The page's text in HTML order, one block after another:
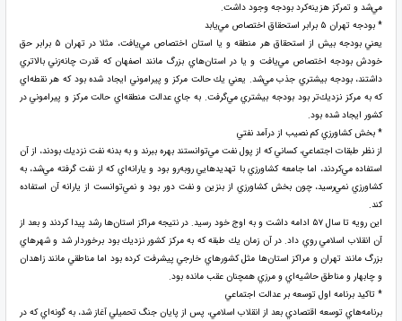
مي‌شد و تمركز هزينه‌كرد بودجه وجود داشت.
* بودجه تهران ۵ برابر استحقاق اختصاص مي‌يابد
يعني بودجه بيش از استحقاق هر منطقه و يا استان اختصاص مي‌يافت، مثلا در تهران ۵ برابر حق
خودش بودجه اختصاص مي‌يافت و يا در استان‌هاي بزرگ مانند اصفهان كه قدرت چانه‌زني بالاتري
داشتند، بودجه بيشتري جذب مي‌شد. يعني يك حالت مركز و پيراموني ايجاد شده بود كه هر نقطه‌اي
كه به مركز نزديك‌تر بود بودجه بيشتري مي‌گرفت. به جاي عدالت منطقه‌اي حالت مركز و پيراموني در
كشور ايجاد شده بود.
* بخش كشاورزي كم نصيب از درآمد نفتي
از نظر طبقات اجتماعي، كساني كه از پول نفت مي‌توانستند بهره ببرند و به بدنه نفت نزديك بودند، از آن
استفاده مي‌كردند، اما جامعه كشاورزي با تهديدهايي روبه‌رو بود و يارانه‌اي كه از نفت گرفته مي‌شد، به
كشاورزي نمي‌رسيد، چون بخش كشاورزي از بنزين و نفت دور بود و نمي‌توانست از يارانه آن استفاده
كند.
اين رويه تا سال ۵۷ ادامه داشت و به اوج خود رسيد. در نتيجه مراكز استان‌ها رشد پيدا كردند و بعد از
آن انقلاب اسلامي روي داد. در آن زمان يك طبقه كه به مركز كشور نزديك بود برخوردار شد و شهرهاي
بزرگ مانند تهران و مراكز استان‌ها مثل كشورهاي خارجي پيشرفت كرده بود اما مناطقي مانند زاهدان
و چابهار و مناطق حاشيه‌اي و مرزي همچنان عقب مانده بود.
* تاكيد برنامه اول توسعه بر عدالت اجتماعي
برنامه‌هاي توسعه اقتصادي بعد از انقلاب اسلامي، پس از پايان جنگ تحميلي آغاز شد، به گونه‌اي كه در